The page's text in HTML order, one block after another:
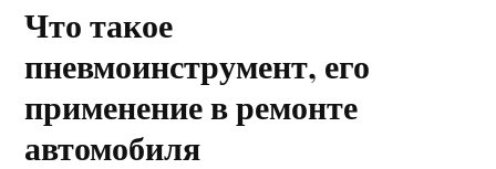
Что такое
пневмоинструмент, его
применение в ремонте
автомобиля